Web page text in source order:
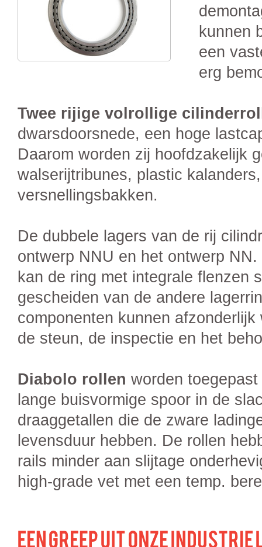
kunnen
een
erg
Twee rijige volrollige
dwarsdoorsnede, een hoge
Daarom worden zij hoofdzakelijk
walserijtribunes, plastic
versnellingsbakken.
De dubbele lagers van de rij
ontwerp NNU en het ontwerp
kan de ring met integrale flenzen
gescheiden van de andere
componenten kunnen
de steun, de inspectie en het
Diabolo rollen worden
lange buisvormige spoor in de
draaggetallen die de zware
levensduur hebben. De rollen
rails minder aan slijtage
high-grade vet met een temp.